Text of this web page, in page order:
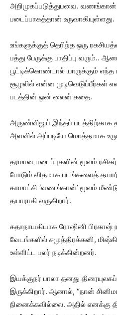
அறிமுகப்படுத்துபவை. வணங்கான்
படைப்பாகத்தான் உருவாகியுள்ளது.
உங்களுக்குத் தெரிந்த ஒரு
பத்து பேருக்கு பாதிப்பு
பூட்டிக்கொண்டால் யாருக்கும்
சூழலில் என்ன
படத்தின் ஒன் லைன் கதை.
அருண்விஜய் இந்தப்
அளவில் அப்படியே மொத்தமாக
தரமான படைப்புகளின் மூலம்
போடும் விதமாக படங்களைத்
காமாட்சி ‘வணங்கான்’ மூலம்
தயாராகி வருகிறார்.
கதாநாயகியாக ரோஷினி பிரகாஷ்
வேடங்களில் சமுத்திரக்கனி,
உள்ளிட்ட பலர் நடிக்கின்றனர்.
இயக்குநர் பாலா தனது
இருக்கிறார். ஆனால், “நான்
நினைக்கவில்லை. அதில் எனக்கு